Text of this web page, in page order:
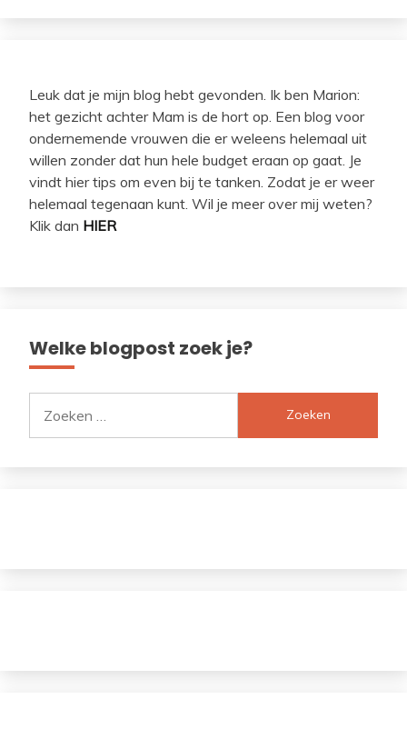
Leuk dat je mijn blog hebt gevonden. Ik ben Marion:
het gezicht achter Mam is de hort op. Een blog voor
ondernemende vrouwen die er weleens helemaal uit
willen zonder dat hun hele budget eraan op gaat. Je
vindt hier tips om even bij te tanken. Zodat je er weer
helemaal tegenaan kunt. Wil je meer over mij weten?
Klik dan HIER
Welke blogpost zoek je?
naar: